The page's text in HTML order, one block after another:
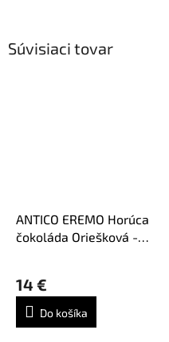
Súvisiaci tovar
ANTICO EREMO Horúca
čokoláda Oriešková -
14 €
Do košíka